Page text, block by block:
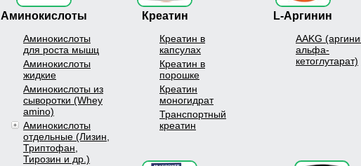
Аминокислоты
Аминокислоты
для роста мышц
Аминокислоты
жидкие
Аминокислоты из
сыворотки (Whey
amino)
Аминокислоты
отдельные (Лизин,
Триптофан,
Тирозин и др.)
Креатин
Креатин в
капсулах
Креатин в
порошке
Креатин
моногидрат
Транспортный
креатин
L-Аргинин
AAKG
альфа-
кетоглутарат)